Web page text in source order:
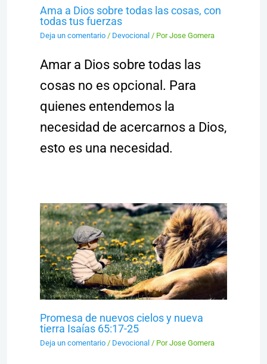
Ama a Dios sobre todas las cosas, con
todas tus fuerzas
Deja un comentario / Devocional / PorJose Gomera
Amar a Dios sobre todas las
cosas no es opcional. Para
quienes entendemos la
necesidad de acercarnos a Dios,
esto es una necesidad.
Promesa de nuevos cielos y nueva
tierra Isaías 65:17-25
Deja un comentario / Devocional / PorJose Gomera